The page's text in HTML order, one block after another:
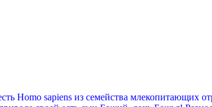
Homo sapiens из семейства млекопитающих